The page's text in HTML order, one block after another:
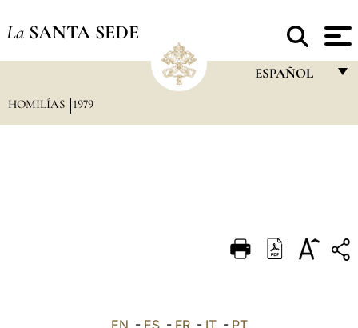
La SANTA SEDE
ESPAÑOL
DEUTSCH
HOMILÍAS 1979
EN - ES- FR- IT- PT